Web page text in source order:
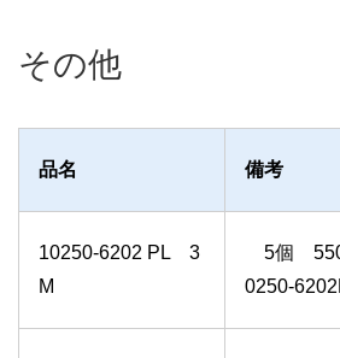
その他
品名 備考
10250-6202 PL 3
M
5個
0250-